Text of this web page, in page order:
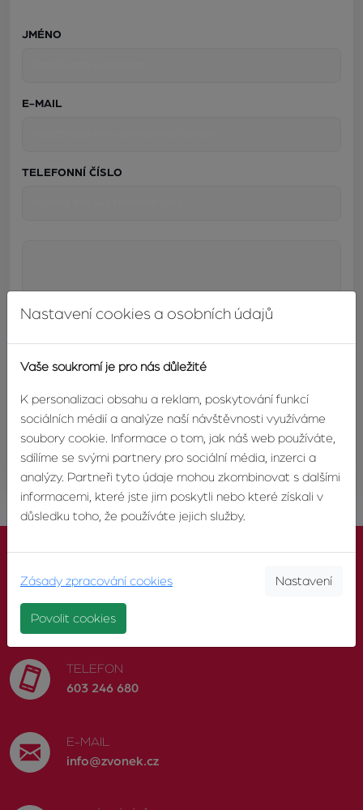
JMÉNO
E-MAIL
TELEFONNÍ ČÍSLO
ODESLAT
KONTAKTUJTE NÁS
TELEFON
603 246 680
E-MAIL
info@zvonek.cz
Nastavení cookies a osobních údajů
Vaše soukromí je pro nás důležité
K personalizaci obsahu a reklam, poskytování funkcí
sociálních médií a analýze naší návštěvnosti využíváme
soubory cookie. Informace o tom, jak náš web používáte,
sdílíme se svými partnery pro sociální média, inzerci a
analýzy. Partneři tyto údaje mohou zkombinovat s dalšími
informacemi, které jste jim poskytli nebo které získali v
důsledku toho, že používáte jejich služby.
Zásady zpracování cookies Nastavení
Povolit cookies